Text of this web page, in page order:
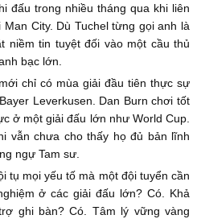
đấu trong nhiều tháng qua khi liên
City. Dù Tuchel từng gọi anh là
niềm tin tuyệt đối vào một cầu thủ
bạc lớn.
chỉ có mùa giải đầu tiên thực sự
Leverkusen. Dan Burn chơi tốt
ở một giải đấu lớn như World Cup.
vẫn chưa cho thấy họ đủ bản lĩnh
ngự Tam sư.
tụ mọi yếu tố mà một đội tuyển cần
ở các giải đấu lớn? Có. Khả
ghi bàn? Có. Tâm lý vững vàng